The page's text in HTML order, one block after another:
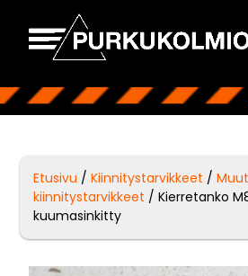
Etusivu /Kiinnitystarvikkeet /Muut
kiinnitystarvikkeet / Kierretanko
kuumasinkitty